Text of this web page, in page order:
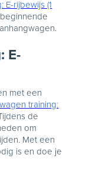
rijbewijs (1
E-
met een
training:
de
om
Met een
is en doe je